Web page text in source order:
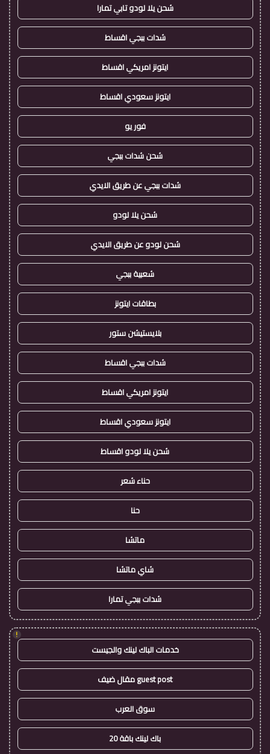
شحن يلا لودو تابي تمارا
شدات ببجي اقساط
ايتونز امريكي اقساط
ايتونز سعودي اقساط
فور يو
شحن شدات ببجي
شدات ببجي عن طريق الايدي
شحن يلا لودو
شحن لودو عن طريق الايدي
شعبية ببجي
بطاقات ايتونز
بلايستيشن ستور
شدات ببجي اقساط
ايتونز امريكي اقساط
ايتونز سعودي اقساط
شحن يلا لودو اقساط
حناء شعر
حنا
ماتشا
شاي ماتشا
شدات ببجي تمارا
!
خدمات الباك لينك والجيست
guest post مقال ضيف
سوق العرب
باك لينك باقة 20